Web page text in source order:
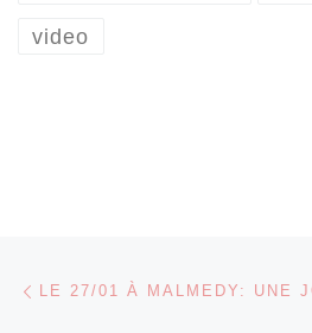
video
Parcourir les